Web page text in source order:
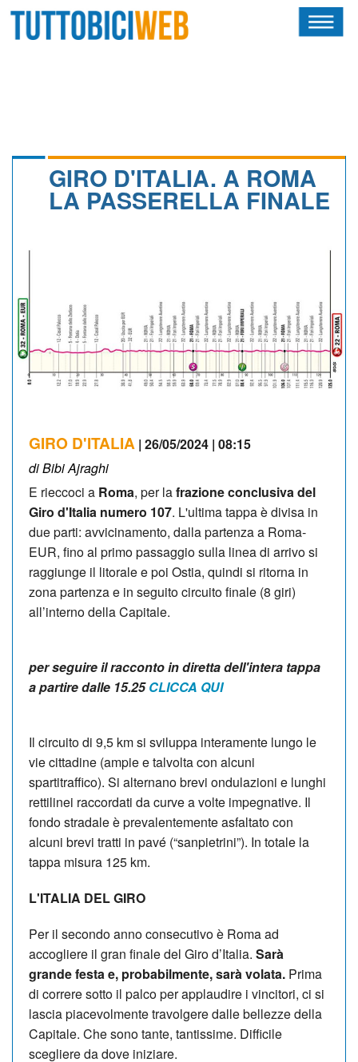
CALENDARIO
NEWSLETTER
GIRO D'ITALIA. A ROMA
LA PASSERELLA FINALE
GIRO D'ITALIA | 26/05/2024 | 08:15
di Bibi Ajraghi
E rieccoci a Roma, per lafrazione conclusiva del
Giro d'Italia numero 107. L'ultima tappa è divisa in
due parti: avvicinamento, dalla partenza a Roma-
EUR, fino al primo passaggio sulla linea di arrivo si
raggiunge il litorale e poi Ostia, quindi si ritorna in
zona partenza e in seguito circuito finale (8 giri)
all’interno della Capitale.
per seguire il racconto in diretta dell'intera tappa
a partire dalle 15.25CLICCA QUI
Il circuito di 9,5 km si sviluppa interamente lungo le
vie cittadine (ampie e talvolta con alcuni
spartitraffico). Si alternano brevi ondulazioni e lunghi
rettilinei raccordati da curve a volte impegnative. Il
fondo stradale è prevalentemente asfaltato con
alcuni brevi tratti in pavé (“sanpietrini”). In totale la
tappa misura 125 km.
L'ITALIA DEL GIRO
Per il secondo anno consecutivo è Roma ad
accogliere il gran finale del Giro d’Italia. Sarà
grande festa e, probabilmente, sarà volata. Prima
di correre sotto il palco per applaudire i vincitori, ci si
lascia piacevolmente travolgere dalle bellezze della
Capitale. Che sono tante, tantissime. Difficile
scegliere da dove iniziare.